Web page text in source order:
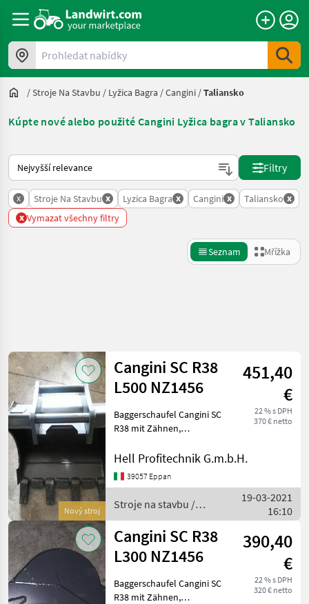
Prohledat nabídky
/Stroje Na Stavbu / Lyžica Bagra /Cangini /Taliansko
Kúpte nové alebo použité Cangini Lyžica bagra v Taliansko
Takto se řadí nabídky na Landwirt.com
Filtry
x Stroje Na Stavbu x Lyzica Bagra x Cangini x Taliansko x
x Vymazat všechny filtry
Seznam Mřížka
Kategorie 4 Země 1 Filtry
AKTUÁLNÍ
CESTA
stavebná
technika
Na
Stavbu
Bagra
Cangini
VYBRAT
KATEGORII
Obnovit
Zobrazit
výsledků
Nový stroj
Cangini SC R38
L500 NZ1456
451,40
€
22 % s DPH
370 € netto
Baggerschaufel Cangini SC
R38 mit Zähnen,
Aufnahme Martin MM03D,
Miniescavatore Cangini SC
500mm
Hell Profitechnik G.m.b.H.
39057 Eppan
Stroje na stavbu /
Cangini
19-03-2021
16:10
Cangini SC R38
L300 NZ1456
390,40
€
22 % s DPH
320 € netto
Baggerschaufel Cangini SC
R38 mit Zähnen,